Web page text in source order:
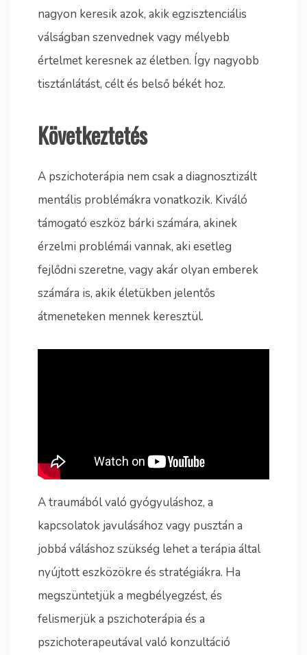
nagyon keresik azok, akik egzisztenciális
válságban szenvednek vagy mélyebb
értelmet keresnek az életben. Így nagyobb
tisztánlátást, célt és belső békét hoz.
Következtetés
A pszichoterápia nem csak a diagnosztizált
mentális problémákra vonatkozik. Kiváló
támogató eszköz bárki számára, akinek
érzelmi problémái vannak, aki esetleg
fejlődni szeretne, vagy akár olyan emberek
számára is, akik életükben jelentős
átmeneteken mennek keresztül.
A traumából való gyógyuláshoz, a
kapcsolatok javulásához vagy pusztán a
jobbá váláshoz szükség lehet a terápia által
nyújtott eszközökre és stratégiákra. Ha
megszüntetjük a megbélyegzést, és
felismerjük a pszichoterápia és a
pszichoterapeutával való konzultáció